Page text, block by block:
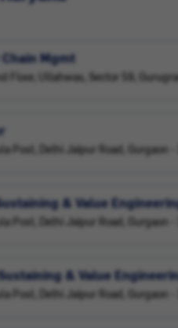
Mgmt
Floor, Ullahwas, Sector 59,
Post, Delhi Jaipur Road, Gurgaon
& Value
Post, Delhi Jaipur Road, Gurgaon
& Value
Post, Delhi Jaipur Road, Gurgaon